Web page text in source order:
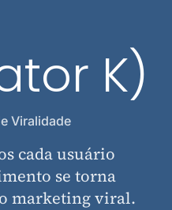
K)
Viralidade
cada usuário
se torna
marketing viral.